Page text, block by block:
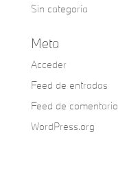
Sin categoría
Meta
Acceder
Feed de entradas
Feed de
WordPress.org